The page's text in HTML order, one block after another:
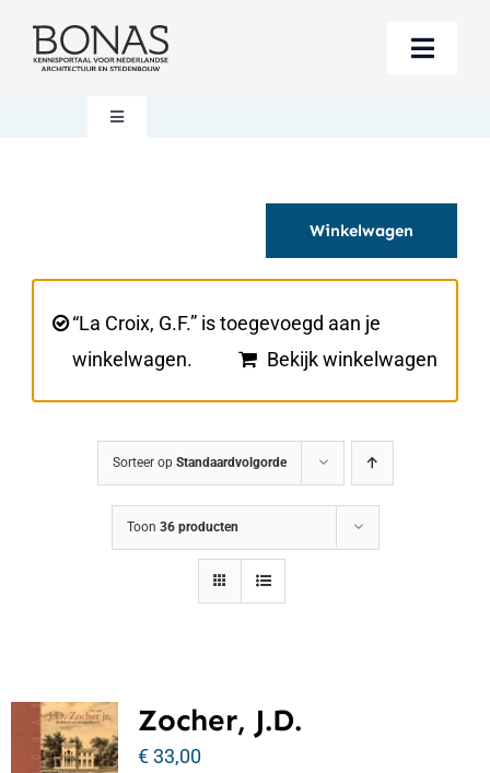
naar
Toggle
Berichten
Steun BONAS
Toggle
Winkelwagen
Winkelwagen
“La Croix, G.F.” is toegevoegd aan je
winkelwagen.
Bekijk winkelwagen
Sorteer op Standaardvolgorde
Toon 36 producten
Zocher, J.D.
€33,00